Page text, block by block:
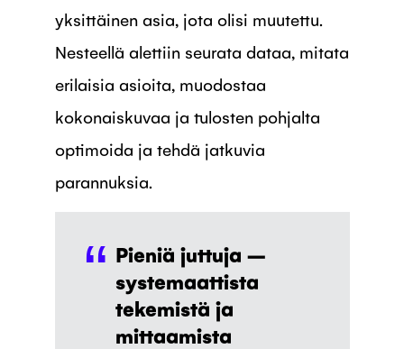
yksittäinen asia, jota olisi muutettu.
Nesteellä alettiin seurata dataa, mitata
erilaisia asioita, muodostaa
kokonaiskuvaa ja tulosten pohjalta
optimoida ja tehdä jatkuvia
parannuksia.
“ Pieniä juttuja –
systemaattista
tekemistä ja
mittaamista